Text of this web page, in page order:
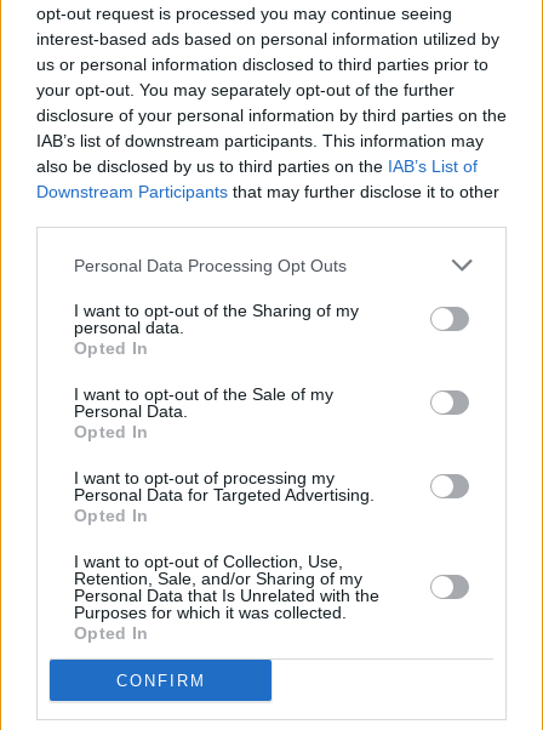
opt-out request is processed you may continue seeing
interest-based ads based on personal information utilized by
us or personal information disclosed to third parties prior to
your opt-out. You may separately opt-out of the further
disclosure of your personal information by third parties on the
IAB’s list of downstream participants. This information may
also be disclosed by us to third parties on the IAB’s List of
Downstream Participants that may further disclose it to other
Personal Data Processing Opt Outs
I want to opt-out of the Sharing of my
personal data.
Opted In
I want to opt-out of the Sale of my
Personal Data.
Opted In
I want to opt-out of processing my
Personal Data for Targeted Advertising.
Opted In
I want to opt-out of Collection, Use,
Retention, Sale, and/or Sharing of my
Personal Data that Is Unrelated with the
Purposes for which it was collected.
Opted In
CONFIRM
siltäkin puolelta [ kartalla] radan toiselle puolelle.
Pyöräily
Pyöräily on huomattavasti nopeampi tapa siirtyä paikasta
toiseen, niin vanhaankaupunkiin kuin pitkin 15 kilometriä
pitkää rantaviivaakin. Pyöriä vuokrataan joka paikassa
Riminin rannalla, ja vuokralle saa myös skoottereita.
italialainen tapa lomilla ja viikonloppuisin.
Jos haluaa vuokrata kunnon pyörän tai osallistua
opastetulle pyöräilykierrokselle, voi Rimini Turismosta
Visit Riminin kautta voi
, joka on
sähköavusteinen.
Sivu jatkuu ilmoituksen jälkeen